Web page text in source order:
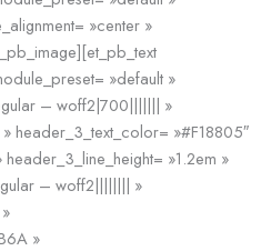
»center »
»default »
– woff2|700||||||| »
header_3_text_color= »#F18805″
»1.2em »
– woff2|||||||| »
»